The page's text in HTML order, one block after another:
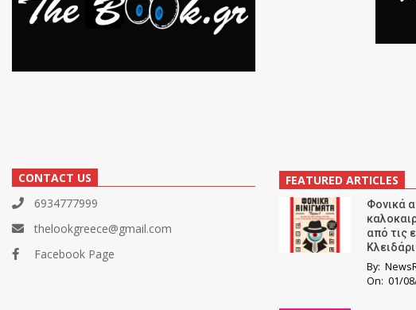
CONTACT US
6934777999
thelookgreece@gmail.com
Facebook Page
FEATURED ARTICLES
Φονικά
από τις
By:
On: 01/